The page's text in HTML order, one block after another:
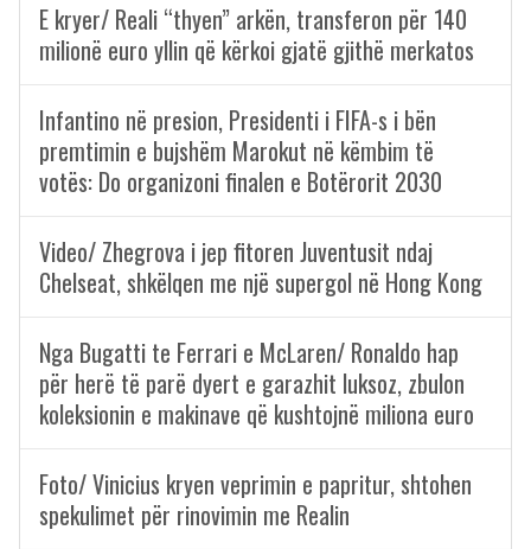
E kryer/ Reali “thyen” arkën, transferon për 140
milionë euro yllin që kërkoi gjatë gjithë merkatos
Infantino në presion, Presidenti i FIFA-s i bën
premtimin e bujshëm Marokut në këmbim të
votës: Do organizoni finalen e Botërorit 2030
Video/ Zhegrova i jep fitoren Juventusit ndaj
Chelseat, shkëlqen me një supergol në Hong Kong
Nga Bugatti te Ferrari e McLaren/ Ronaldo hap
për herë të parë dyert e garazhit luksoz, zbulon
koleksionin e makinave që kushtojnë miliona euro
Foto/ Vinicius kryen veprimin e papritur, shtohen
spekulimet për rinovimin me Realin